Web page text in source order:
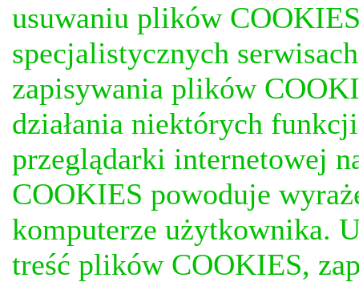
usuwaniu plików
specjalistycznych
zapisywania plików
działania niektórych
przeglądarki internetowej
COOKIES powoduje
komputerze użytkownika.
treść plików COOKIES,